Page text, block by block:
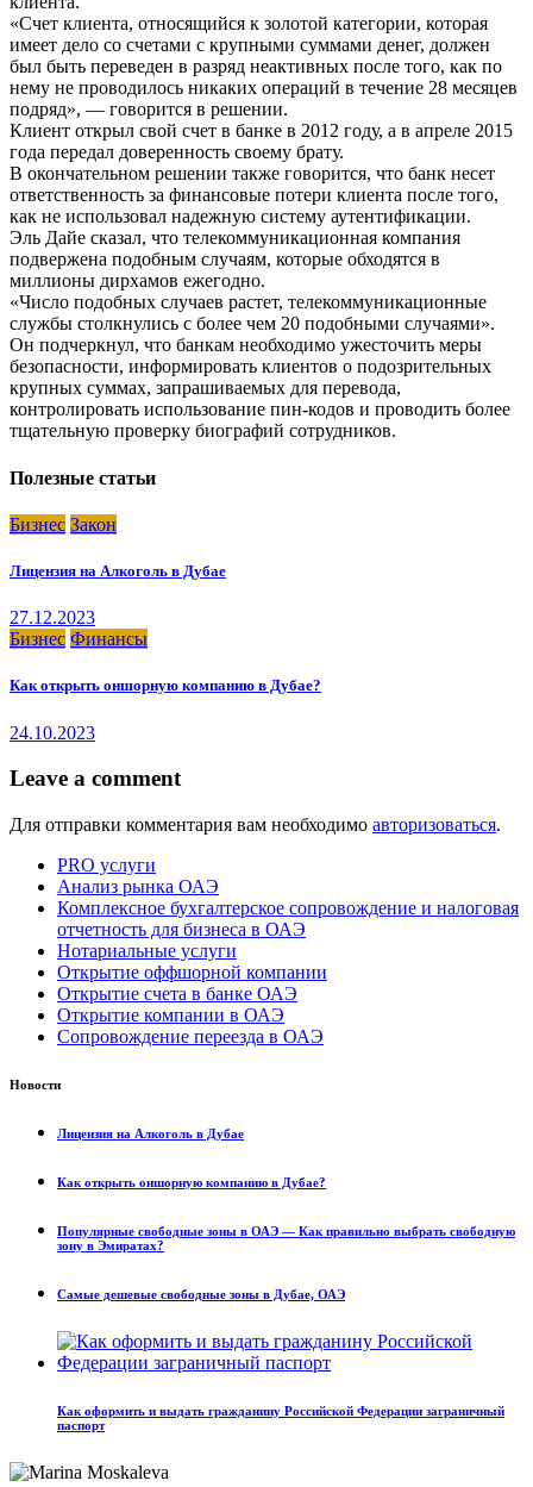
«Счет клиента, относящийся к золотой категории, которая
имеет дело со счетами с крупными суммами денег, должен
был быть переведен в разряд неактивных после того, как по
нему не проводилось никаких операций в течение 28 месяцев
подряд», — говорится в решении.
Клиент открыл свой счет в банке в 2012 году, а в апреле 2015
года передал доверенность своему брату.
В окончательном решении также говорится, что банк несет
ответственность за финансовые потери клиента после того,
как не использовал надежную систему аутентификации.
Эль Дайе сказал, что телекоммуникационная компания
подвержена подобным случаям, которые обходятся в
миллионы дирхамов ежегодно.
«Число подобных случаев растет, телекоммуникационные
службы столкнулись с более чем 20 подобными случаями».
Он подчеркнул, что банкам необходимо ужесточить меры
безопасности, информировать клиентов о подозрительных
крупных суммах, запрашиваемых для перевода,
контролировать использование пин-кодов и проводить более
тщательную проверку биографий сотрудников.
Полезные статьи
Бизнес Закон
Лицензия на Алкоголь в Дубае
27.12.2023
Бизнес Финансы
Как открыть оншорную компанию в Дубае?
24.10.2023
Leave a comment
Для отправки комментария вам необходимо авторизоваться.
PRO услуги
Анализ рынка ОАЭ
Комплексное бухгалтерское сопровождение и налоговая
отчетность для бизнеса в ОАЭ
Нотариальные услуги
Открытие оффшорной компании
Открытие счета в банке ОАЭ
Открытие компании в ОАЭ
Сопровождение переезда в ОАЭ
Новости
Лицензия на Алкоголь в Дубае
Как открыть оншорную компанию в Дубае?
Популярные свободные зоны в ОАЭ — Как правильно выбрать свободную
зону в Эмиратах?
Самые дешевые свободные зоны в Дубае, ОАЭ
Как оформить и выдать гражданину Российской Федерации заграничный
паспорт